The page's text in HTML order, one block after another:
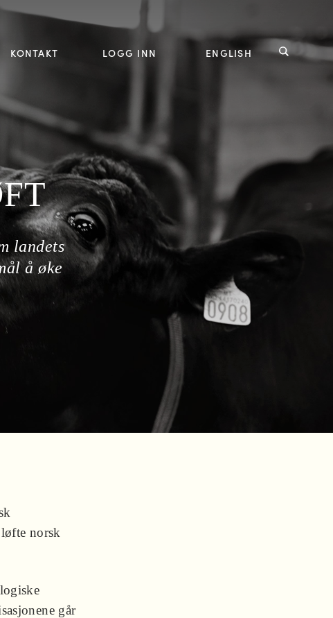
KONTAKT LOGG INN ENGLISH
landets
å øke
norsk
går